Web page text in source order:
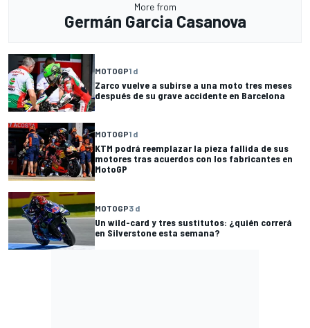
More from
Germán Garcia Casanova
MOTOGP1 d
Zarco vuelve a subirse a una moto tres meses
después de su grave accidente en Barcelona
MOTOGP1 d
KTM podrá reemplazar la pieza fallida de sus
motores tras acuerdos con los fabricantes en
MotoGP
MOTOGP3 d
Un wild-card y tres sustitutos: ¿quién correrá
en Silverstone esta semana?